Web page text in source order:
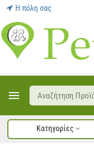
Η πόλη σας
Κατηγορίες